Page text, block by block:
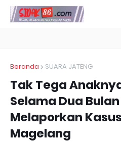
Beranda SUARA JATENG
Tak Tega
Selama Dua
Melaporkan
Magelang